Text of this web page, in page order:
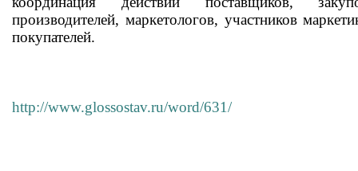
производителей, маркетологов, участников
покупателей.
http://www.glossostav.ru/word/631/